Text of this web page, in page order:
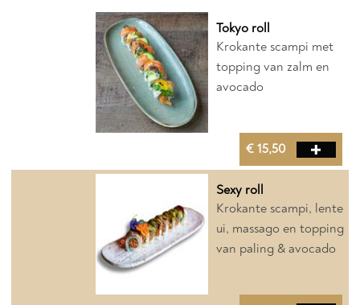
Tokyo roll
Krokante scampi met
topping van zalm en
avocado
€ 15,50
Sexy roll
Krokante scampi, lente
ui, massago en topping
van paling & avocado